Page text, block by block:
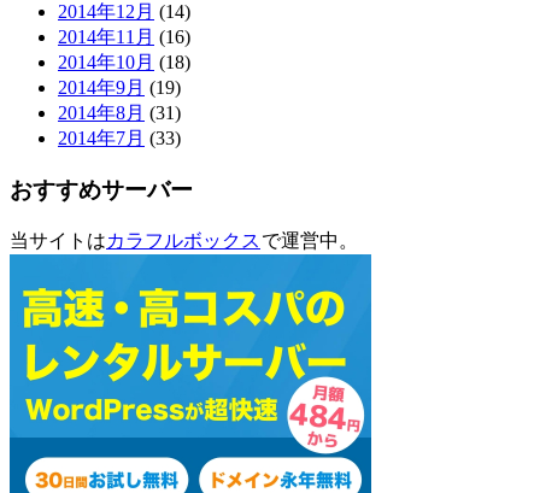
2014年12月 (14)
2014年11月 (16)
2014年10月 (18)
2014年9月 (19)
2014年8月 (31)
2014年7月 (33)
おすすめサーバー
当サイトはカラフルボックス で運営中。